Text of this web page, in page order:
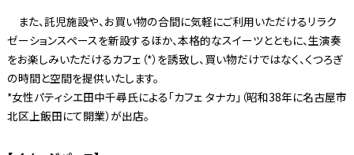
また、託児施設や、お買い物の合間に気軽にご利用いただけるリラク
ゼーションスペースを新設するほか、本格的なスイーツとともに、生演奏
をお楽しみいただけるカフェ（*）を誘致し、買い物だけではなく、くつろぎ
の時間と空間を提供いたします。
*女性パティシエ田中千尋氏による「カフェ タナカ」（昭和38年に名古屋市
北区上飯田にて開業）が出店。